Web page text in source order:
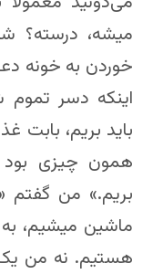
میشه، درسته؟
خوردن به خونه
اینکه دسر
باید بریم، بابت
همون چیزی
بریم.» من گفتم
ماشین میشیم،
هستیم. نه من